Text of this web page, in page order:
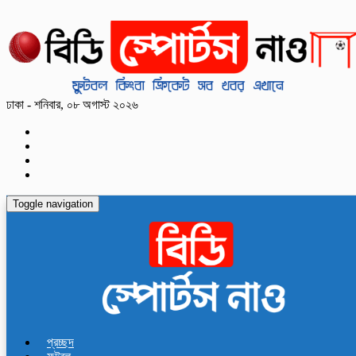
ঢাকা - শনিবার, ০৮ অগাস্ট ২০২৬
Toggle navigation
প্রচ্ছদ